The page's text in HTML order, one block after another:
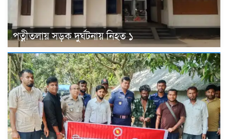
পত্নীতলায় সড়ক দুর্ঘটনায় নিহত ১